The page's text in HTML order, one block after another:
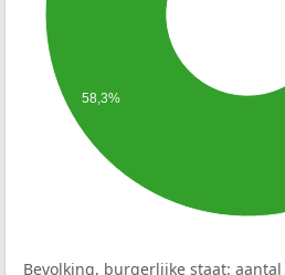
58,3%
Bevolking, burgerlijke staat: